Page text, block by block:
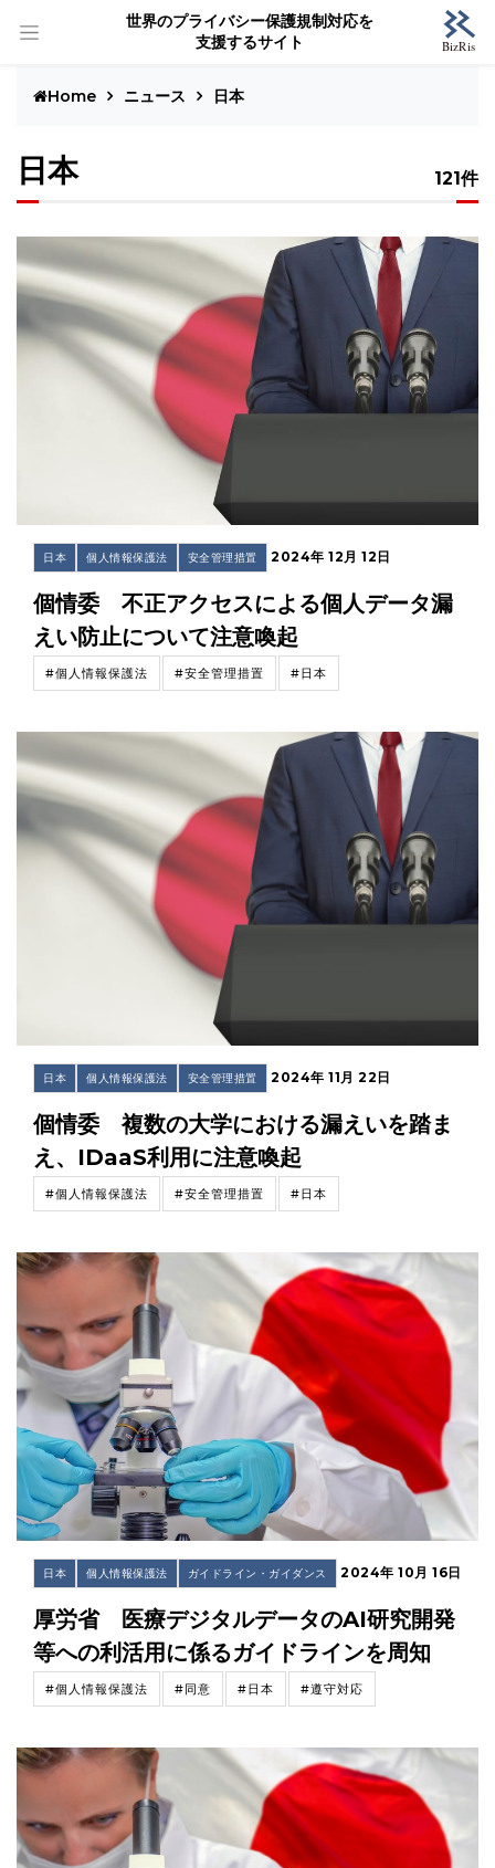
世界のプライバシー保護規制対応を
支援するサイト
Home ニュース 日本
日本 121件
日本 個人情報保護法 安全管理措置 2024年 12月 12日
個情委 不正アクセスによる個人データ漏
えい防止について注意喚起
#個人情報保護法 #安全管理措置 #日本
日本 個人情報保護法 安全管理措置 2024年 11月 22日
個情委 複数の大学における漏えいを踏ま
え、IDaaS利用に注意喚起
#個人情報保護法 #安全管理措置 #日本
日本 個人情報保護法 ガイドライン・ガイダンス 2024年 10月 16日
厚労省 医療デジタルデータのAI研究開発
等への利活用に係るガイドラインを周知
#個人情報保護法 #同意 #日本 #遵守対応